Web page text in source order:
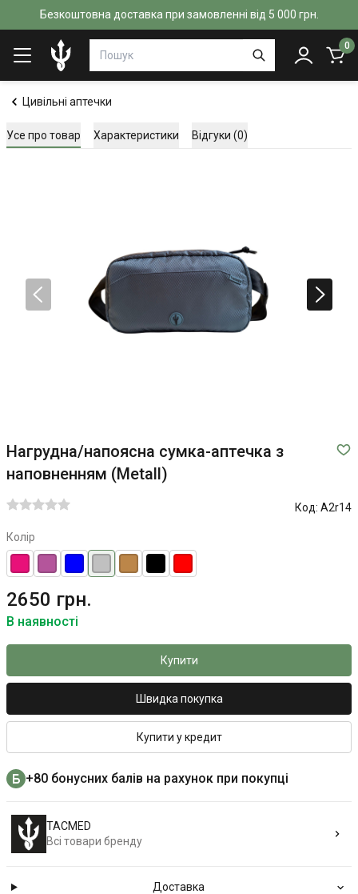
Безкоштовна доставка при замовленні від 5 000 грн.
0
Цивільні аптечки
Усе про товар Характеристики Відгуки (0)
Нагрудна/напоясна сумка-аптечка з
наповненням (Metall)
Код: A2r14
Колір
2650 грн.
В наявності
Купити
Швидка покупка
Купити у кредит
+80 бонусних балів на рахунок при покупці
TACMED
Всі товари бренду
Доставка